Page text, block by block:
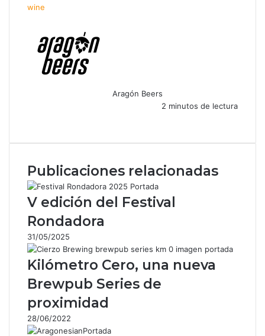
wine
Aragón Beers
2 minutos de lectura
c
b
o
o
k
a
s
A
p
p
l
g
m
m
a
r
o
r
c
o
e
o
Publicaciones relacionadas
V edición del Festival
Rondadora
31/05/2025
Kilómetro Cero, una nueva
Brewpub Series de
proximidad
28/06/2022